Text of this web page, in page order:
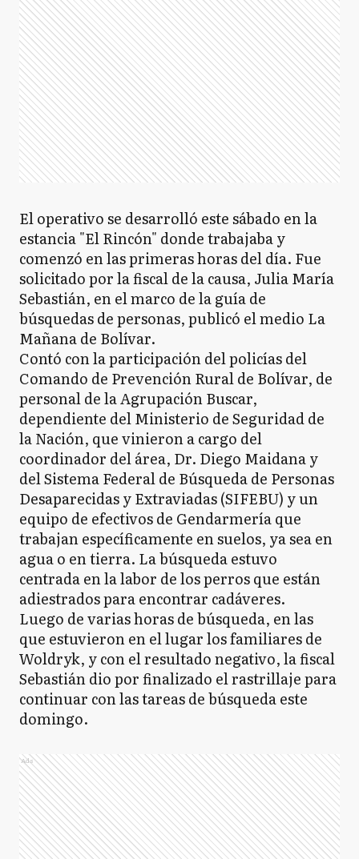
El operativo se desarrolló este sábado en la
estancia "El Rincón" donde trabajaba y
comenzó en las primeras horas del día. Fue
solicitado por la fiscal de la causa, Julia María
Sebastián, en el marco de la guía de
búsquedas de personas, publicó el medio La
Mañana de Bolívar.
Contó con la participación del policías del
Comando de Prevención Rural de Bolívar, de
personal de la Agrupación Buscar,
dependiente del Ministerio de Seguridad de
la Nación, que vinieron a cargo del
coordinador del área, Dr. Diego Maidana y
del Sistema Federal de Búsqueda de Personas
Desaparecidas y Extraviadas (SIFEBU) y un
equipo de efectivos de Gendarmería que
trabajan específicamente en suelos, ya sea en
agua o en tierra. La búsqueda estuvo
centrada en la labor de los perros que están
adiestrados para encontrar cadáveres.
Luego de varias horas de búsqueda, en las
que estuvieron en el lugar los familiares de
Woldryk, y con el resultado negativo, la fiscal
Sebastián dio por finalizado el rastrillaje para
continuar con las tareas de búsqueda este
domingo.
Ads